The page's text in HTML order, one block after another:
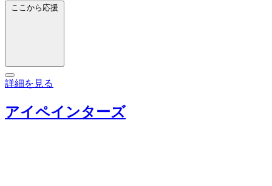
ここから応援
詳細を見る
アイペインターズ